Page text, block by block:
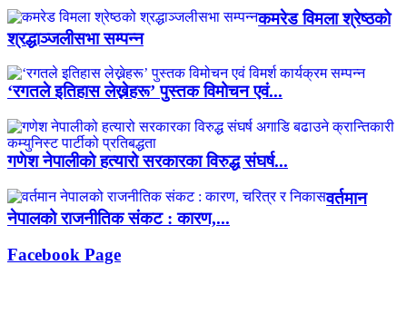
कमरेड विमला श्रेष्ठको
श्रद्धाञ्जलीसभा सम्पन्न
‘रगतले इतिहास लेख्नेहरू’ पुस्तक विमोचन एवं...
गणेश नेपालीको हत्यारो सरकारका विरुद्ध संघर्ष...
वर्तमान
नेपालको राजनीतिक संकट : कारण,...
Facebook Page